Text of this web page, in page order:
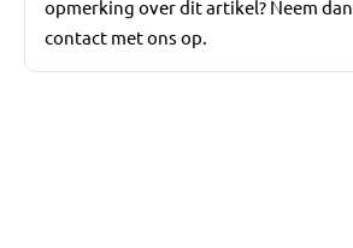
opmerking over dit artikel? Neem dan
contact met ons op.